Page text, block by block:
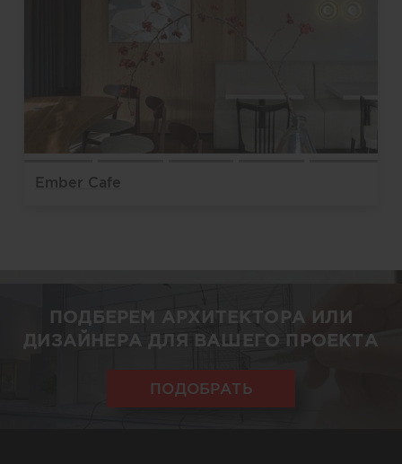
Ember Cafe
ПОДБЕРЕМ АРХИТЕКТОРА ИЛИ
ДИЗАЙНЕРА ДЛЯ ВАШЕГО ПРОЕКТА
ПОДОБРАТЬ